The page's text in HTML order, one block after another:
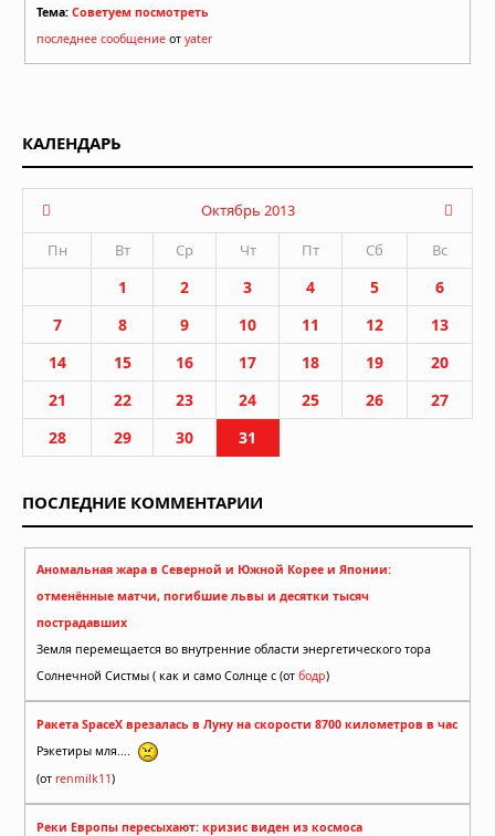
Тема: Советуем посмотреть
последнее сообщение от yater
КАЛЕНДАРЬ
Октябрь 2013
Пн
Вт Ср Чт Пт Сб Вс
1 2 3 4 5
6
7
8 9 10 11 12
13
14
15 16 17 18 19
20
21
22 23 24 25 26
27
28
29 30 31
ПОСЛЕДНИЕ КОММЕНТАРИИ
Аномальная жара в Северной и Южной Корее и Японии:
отменённые матчи, погибшие львы и десятки тысяч
пострадавших
Земля перемещается во внутренние области энергетического тора
Солнечной Систмы ( как и само Солнце с (от бодр)
Ракета SpaceX врезалась в Луну на скорости 8700 километров в час
Рэкетиры мля....
(от renmilk11)
Реки Европы пересыхают: кризис виден из космоса